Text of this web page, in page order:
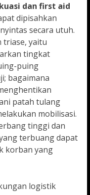
dan first aid
dipisahkan
secara utuh.
triase, yaitu
tingkat
puing
bagaimana
patah tulang
mobilisasi.
tinggi dan
terbuang dapat
korban yang
logistik